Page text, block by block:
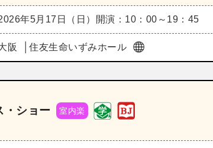
年5月17日（日） 開演：10：00～19：45
阪 住友生命いずみホール
・ショー 室内楽